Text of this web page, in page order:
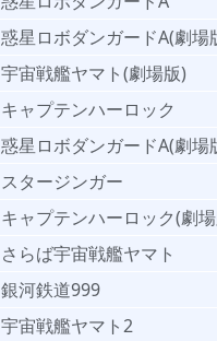
惑星ロボダンガードA(劇場
宇宙戦艦ヤマト(劇場版)
キャプテンハーロック
惑星ロボダンガードA(劇場
スタージンガー
キャプテンハーロック(劇
さらば宇宙戦艦ヤマト
銀河鉄道999
宇宙戦艦ヤマト2